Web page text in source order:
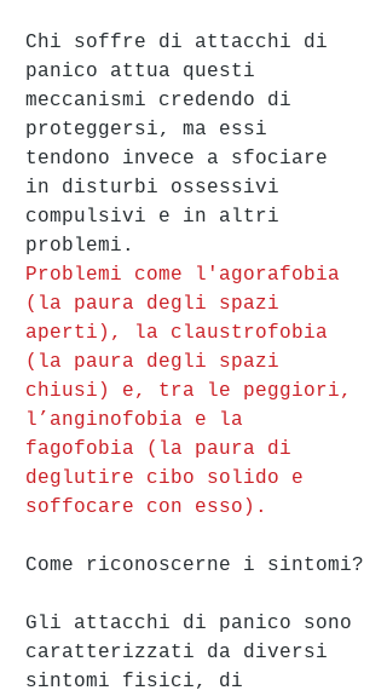
Chi soffre di attacchi di
panico attua questi
meccanismi credendo di
proteggersi, ma essi
tendono invece a sfociare
in disturbi ossessivi
compulsivi e in altri
problemi.
Problemi come l'agorafobia
(la paura degli spazi
aperti), la claustrofobia
(la paura degli spazi
chiusi) e, tra le peggiori,
l’anginofobia e la
fagofobia (la paura di
deglutire cibo solido e
soffocare con esso).
Come riconoscerne i sintomi?
Gli attacchi di panico sono
caratterizzati da diversi
sintomi fisici, di